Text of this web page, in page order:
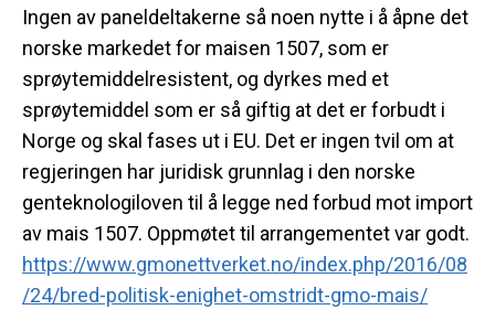
Ingen av paneldeltakerne så noen nytte i å åpne det
norske markedet for maisen 1507, som er
sprøytemiddelresistent, og dyrkes med et
sprøytemiddel som er så giftig at det er forbudt i
Norge og skal fases ut i EU. Det er ingen tvil om at
regjeringen har juridisk grunnlag i den norske
genteknologiloven til å legge ned forbud mot import
av mais 1507. Oppmøtet til arrangementet var godt.
https://www.gmonettverket.no/index.php/2016/08
/24/bred-politisk-enighet-omstridt-gmo-mais/